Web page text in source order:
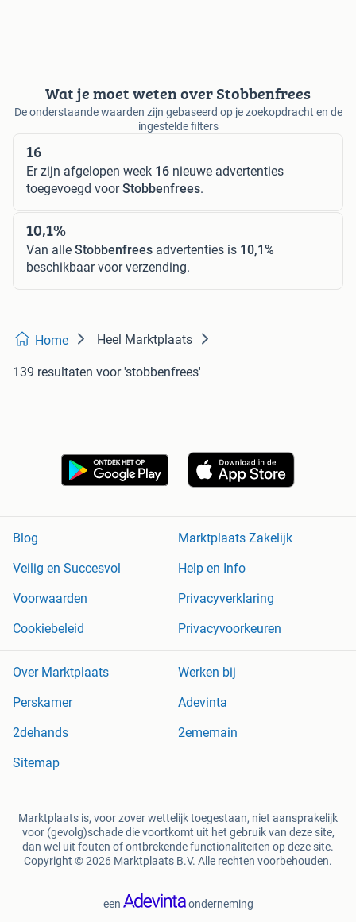
Wat je moet weten over Stobbenfrees
De onderstaande waarden zijn gebaseerd op je zoekopdracht en de
ingestelde filters
16
Er zijn afgelopen week 16 nieuwe advertenties
toegevoegd voorStobbenfrees.
10,1%
Van alle Stobbenfrees advertenties is 10,1%
beschikbaar voor verzending.
Home Heel Marktplaats
139 resultaten voor 'stobbenfrees'
Blog
Marktplaats Zakelijk
Veilig en Succesvol
Help en Info
Voorwaarden
Privacyverklaring
Cookiebeleid
Privacyvoorkeuren
Over Marktplaats
Werken bij
Perskamer
Adevinta
2dehands
2ememain
Sitemap
Marktplaats is, voor zover wettelijk toegestaan, niet aansprakelijk
voor (gevolg)schade die voortkomt uit het gebruik van deze site,
dan wel uit fouten of ontbrekende functionaliteiten op deze site.
Copyright © 2026 Marktplaats B.V. Alle rechten voorbehouden.
een onderneming